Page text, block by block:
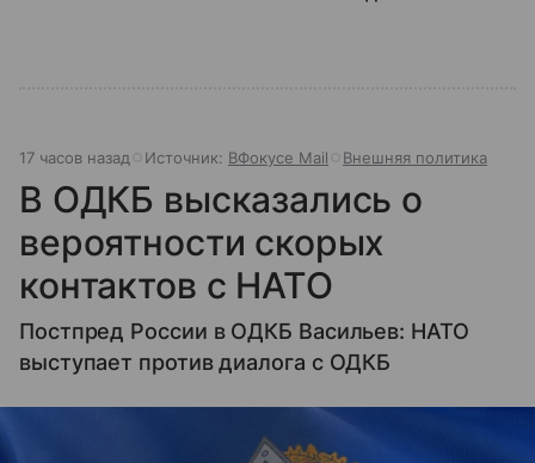
17 часов назад Источник: ВФокусе Mail Внешняя политика
В ОДКБ высказались о
вероятности скорых
контактов с НАТО
Постпред России в ОДКБ Васильев: НАТО
выступает против диалога с ОДКБ